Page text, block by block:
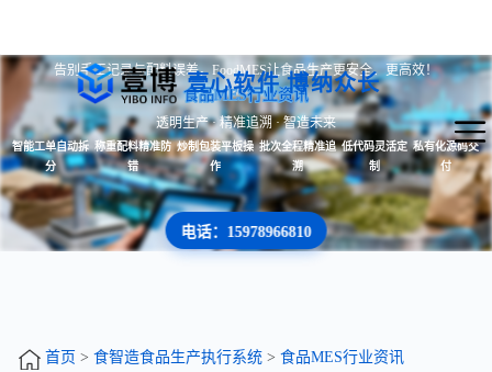
壹心软件 博纳众长
告别手工记录与配料误差，FoodMES让食品生产更安全、更高效！
食品MES行业资讯
透明生产 · 精准追溯 · 智造未来
智能工单自动拆
分
称重配料精准防
错
炒制包装平板操
作
批次全程精准追
溯
低代码灵活定
制
私有化源码交
付
电话：15978966810
首页 > 食智造食品生产执行系统> 食品MES行业资讯